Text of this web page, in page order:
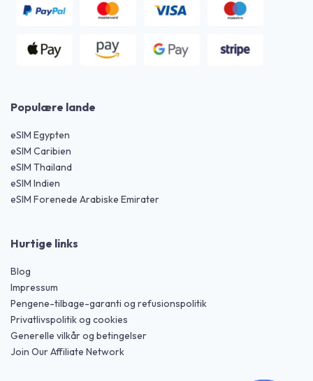
Populære lande
eSIM Egypten
eSIM Caribien
eSIM Thailand
eSIM Indien
eSIM Forenede Arabiske Emirater
Hurtige links
Blog
Impressum
Pengene-tilbage-garanti og refusionspolitik
Privatlivspolitik og cookies
Generelle vilkår og betingelser
Join Our Affiliate Network